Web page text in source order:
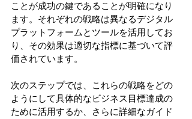
ことが成功の鍵であることが明確になり
ます。それぞれの戦略は異なるデジタル
プラットフォームとツールを活用してお
り、その効果は適切な指標に基づいて評
価されています。
次のステップでは、これらの戦略をどの
ようにして具体的なビジネス目標達成の
ために活用するか、さらに詳細なガイド